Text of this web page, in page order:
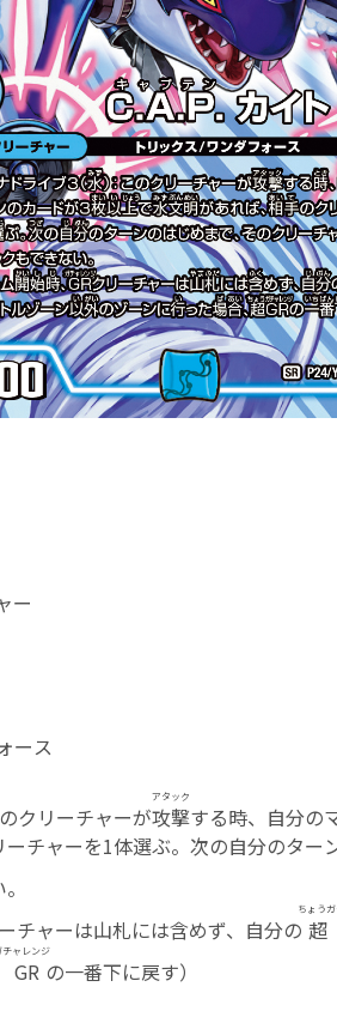
ー
ース
クリーチャーが攻撃
アタック
する時、自分の
チャーを1体選ぶ。次の自分のター
チャーは山札には含めず、自分の
ちょう
チャレンジ
の一番下に戻す）